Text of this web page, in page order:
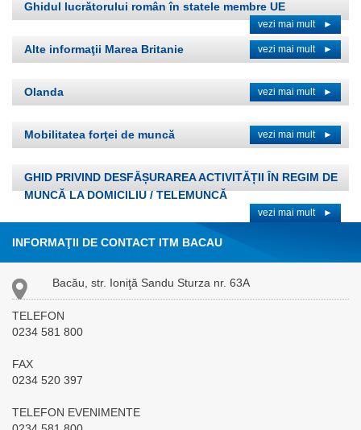
Ghidul lucrătorului român în statele membre UE
vezi mai mult ►
Alte informaţii Marea Britanie vezi mai mult ►
Olanda vezi mai mult ►
Mobilitatea forţei de muncă vezi mai mult ►
GHID PRIVIND DESFĂȘURAREA ACTIVITĂȚII ÎN REGIM DE
MUNCĂ LA DOMICILIU / TELEMUNCĂ
vezi mai mult ►
INFORMAŢII DE CONTACT ITM BACAU
Bacău, str. Ioniţă Sandu Sturza nr. 63A
TELEFON
0234 581 800
FAX
0234 520 397
TELEFON EVENIMENTE